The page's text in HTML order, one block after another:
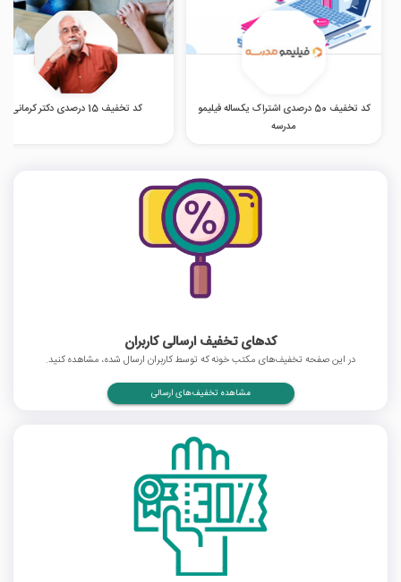
کد تخفیف 50 درصدی اشتراک یکساله فیلیمو
مدرسه
کد تخفیف 15 درصدی دکتر کرمانی
کدهای تخفیف ارسالی کاربران
در این صفحه تخفیف‌های مکتب خونه که توسط کاربران ارسال شده، مشاهده کنید.
مشاهده تخفیف‌های ارسالی